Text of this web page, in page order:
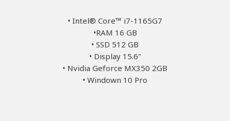
• Intel® Core™ i7-1165G7
•RAM 16 GB
• SSD 512 GB
• Display 15.6"
• Nvidia Geforce MX350 2GB
• Windown 10 Pro